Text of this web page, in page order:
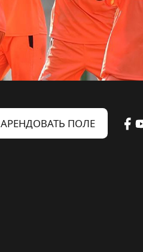
АРЕНДОВАТЬ ПОЛЕ